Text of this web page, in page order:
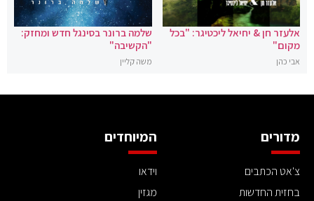
אלעזר חן & יחיאל ליכטיגר: "בכל
מקום"
אבי כהן
שלמה ברונר בסינגל חדש ומחזק:
"הקשיבה"
משה קליין
מדורים
צ'אט הכתבים
בחזית החדשות
המיוחדים
וידאו
מגזין